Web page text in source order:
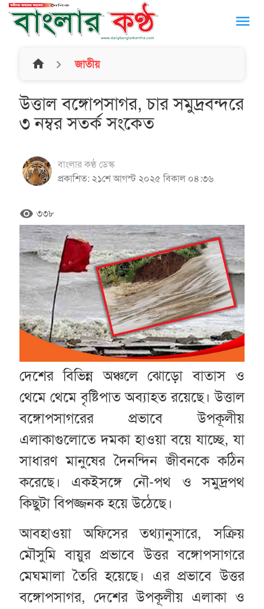
menu
home জাতীয়
উত্তাল বঙ্গোপসাগর, চার সমুদ্রবন্দরে
৩ নম্বর সতর্ক সংকেত
বাংলার কণ্ঠ ডেস্ক
প্রকাশিত: ২১শে আগস্ট ২০২৫ বিকাল ০৪:৩৬
remove_red_eye ৩৩৮
দেশের বিভিন্ন অঞ্চলে ঝোড়ো বাতাস ও
থেমে থেমে বৃষ্টিপাত অব্যাহত রয়েছে। উত্তাল
বঙ্গোপসাগরের প্রভাবে উপকূলীয়
এলাকাগুলোতে দমকা হাওয়া বয়ে যাচ্ছে, যা
সাধারণ মানুষের দৈনন্দিন জীবনকে কঠিন
করেছে। একইসঙ্গে নৌ-পথ ও সমুদ্রপথ
কিছুটা বিপজ্জনক হয়ে উঠেছে।
আবহাওয়া অফিসের তথ্যানুসারে, সক্রিয়
মৌসুমি বায়ুর প্রভাবে উত্তর বঙ্গোপসাগরে
মেঘমালা তৈরি হয়েছে। এর প্রভাবে উত্তর
বঙ্গোপসাগর, দেশের উপকূলীয় এলাকা ও